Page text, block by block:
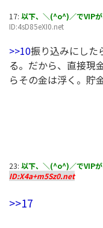
17: 以下、＼(^o^)／でVIP
ID:4sD85eXI0.net
>>10振り込みにした
る。だから、直接現
らその金は浮く。貯
23: 以下、＼(^o^)／でVIP
ID:X4a+m5Sz0.net
>>17